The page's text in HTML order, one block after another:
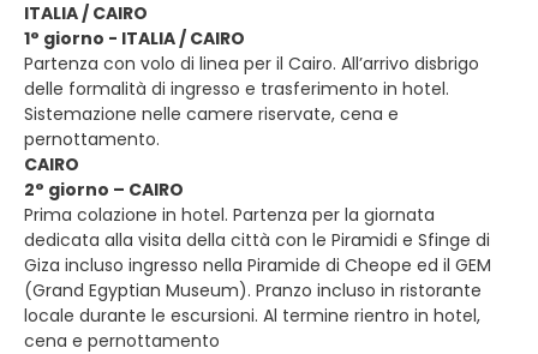
ITALIA / CAIRO
1° giorno - ITALIA / CAIRO
Partenza con volo di linea per il Cairo. All’arrivo disbrigo
delle formalità di ingresso e trasferimento in hotel.
Sistemazione nelle camere riservate, cena e
pernottamento.
CAIRO
2° giorno – CAIRO
Prima colazione in hotel. Partenza per la giornata
dedicata alla visita della città con le Piramidi e Sfinge di
Giza incluso ingresso nella Piramide di Cheope ed il GEM
(Grand Egyptian Museum). Pranzo incluso in ristorante
locale durante le escursioni. Al termine rientro in hotel,
cena e pernottamento